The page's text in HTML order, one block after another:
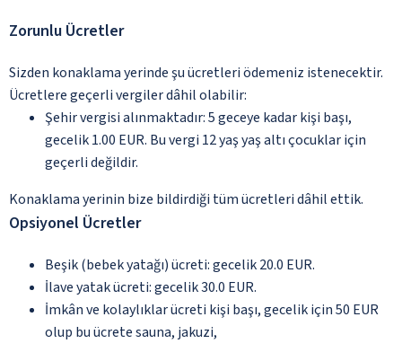
Zorunlu Ücretler
Sizden konaklama yerinde şu ücretleri ödemeniz istenecektir.
Ücretlere geçerli vergiler dâhil olabilir:
Şehir vergisi alınmaktadır: 5 geceye kadar kişi başı,
gecelik 1.00 EUR. Bu vergi 12 yaş yaş altı çocuklar için
geçerli değildir.
Konaklama yerinin bize bildirdiği tüm ücretleri dâhil ettik.
Opsiyonel Ücretler
Beşik (bebek yatağı) ücreti: gecelik 20.0 EUR.
İlave yatak ücreti: gecelik 30.0 EUR.
İmkân ve kolaylıklar ücreti kişi başı, gecelik için 50 EUR
olup bu ücrete sauna, jakuzi,